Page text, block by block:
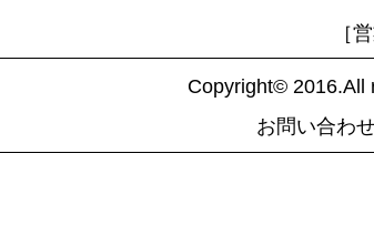
［
Copyright© 2016.All
お問い合わ